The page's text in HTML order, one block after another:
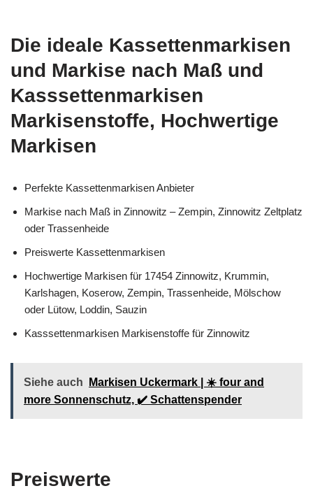
Die ideale Kassettenmarkisen
und Markise nach Maß und
Kasssettenmarkisen
Markisenstoffe, Hochwertige
Markisen
Perfekte Kassettenmarkisen Anbieter
Markise nach Maß in Zinnowitz – Zempin, Zinnowitz Zeltplatz
oder Trassenheide
Preiswerte Kassettenmarkisen
Hochwertige Markisen für 17454 Zinnowitz, Krummin,
Karlshagen, Koserow, Zempin, Trassenheide, Mölschow
oder Lütow, Loddin, Sauzin
Kasssettenmarkisen Markisenstoffe für Zinnowitz
Siehe auch
Markisen Uckermark | ☀️ four and
more Sonnenschutz, ✔️ Schattenspender
Preiswerte